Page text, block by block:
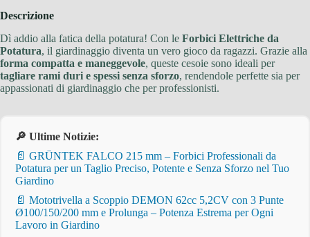
Descrizione
Dì addio alla fatica della potatura! Con le Forbici Elettriche da
Potatura, il giardinaggio diventa un vero gioco da ragazzi. Grazie alla
forma compatta e maneggevole, queste cesoie sono ideali per
tagliare rami duri e spessi senza sforzo, rendendole perfette sia per
appassionati di giardinaggio che per professionisti.
🔎 Ultime Notizie:
📄 GRÜNTEK FALCO 215 mm – Forbici Professionali da
Potatura per un Taglio Preciso, Potente e Senza Sforzo nel Tuo
Giardino
📄 Mototrivella a Scoppio DEMON 62cc 5,2CV con 3 Punte
Ø100/150/200 mm e Prolunga – Potenza Estrema per Ogni
Lavoro in Giardino